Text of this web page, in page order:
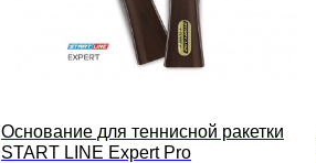
Основание для теннисной ракетки
START LINE Expert Pro